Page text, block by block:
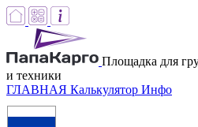
Площадка для
и техники
ГЛАВНАЯ Калькулятор Инфо